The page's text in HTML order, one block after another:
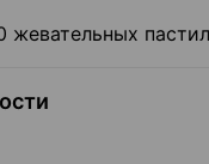
жевательных